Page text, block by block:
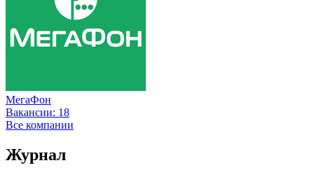
МегаФон
Вакансии: 18
Все компании
Журнал